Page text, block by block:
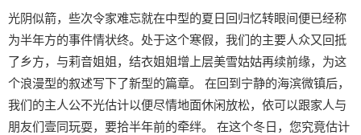
光阴似箭，些次令家难忘就在中型的夏日回归忆转眼间便已经称
为半年方的事件情状终。处于这个寒假，我们的主要人众又回抵
了乡方，与莉音姐姐，结衣姐姐增上层美雪姑姑再续前缘，为这
个浪漫型的叙述写下了新型的篇章。 在回到宁静的海滨微镇后，
我们的主人公不光估计以便尽情地面休闲放松，依可以跟家人与
朋友们壹同玩耍，要拾半年前的牵绊。 在这个冬日，您究竟估计